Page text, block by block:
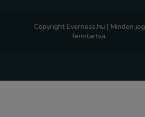
Copyright Everness.hu | Minden jog
fenntartva.